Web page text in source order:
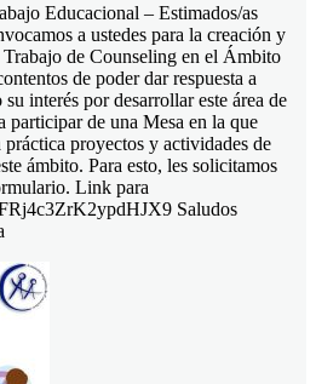
Educacional – Estimados/as
a ustedes para la creación y
de Counseling en el Ámbito
de poder dar respuesta a
interés por desarrollar este área de
participar de una Mesa en la que
proyectos y actividades de
ámbito. Para esto, les solicitamos
Link para
Saludos